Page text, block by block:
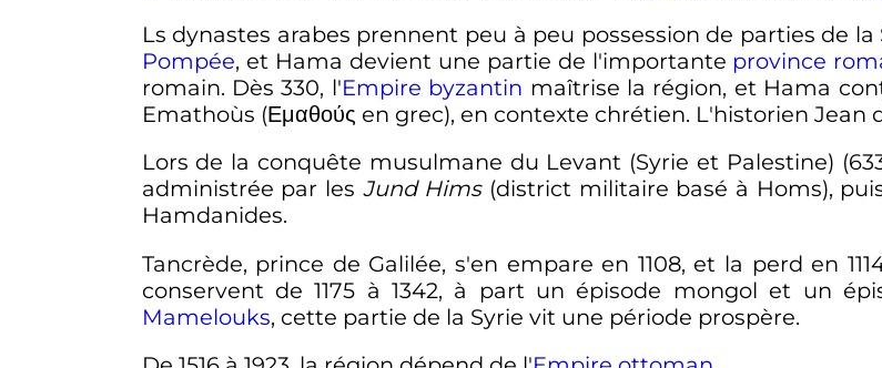
Ls dynastes arabes prennent peu à peu possession de parties de
Pompée, et Hama devient une partie de l'importante province
romain. Dès 330, l'Empire byzantin maîtrise la région, et Hama
Emathoùs (Εμαθούς en grec), en contexte chrétien. L'historien Jean
Lors de la conquête musulmane du Levant (Syrie et Palestine)
administrée par les Jund Hims(district militaire basé à Homs),
Hamdanides.
Tancrède, prince de Galilée, s'en empare en 1108, et la perd en
conservent de 1175 à 1342, à part un épisode mongol et un
Mamelouks, cette partie de la Syrie vit une période prospère.